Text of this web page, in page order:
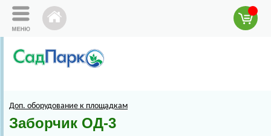
Доп. оборудование к площадкам
Заборчик ОД-3